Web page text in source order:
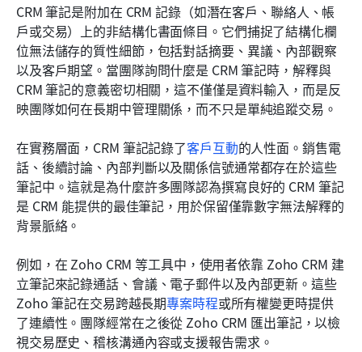
CRM 筆記是附加在 CRM 記錄（如潛在客戶、聯絡人、帳
戶或交易）上的非結構化書面條目。它們捕捉了結構化欄
位無法儲存的質性細節，包括對話摘要、異議、內部觀察
以及客戶期望。當團隊詢問什麼是 CRM 筆記時，解釋與
CRM 筆記的意義密切相關，這不僅僅是資料輸入，而是反
映團隊如何在長期中管理關係，而不只是單純追蹤交易。
在實務層面，CRM 筆記記錄了客戶互動的人性面。銷售電
話、後續討論、內部判斷以及關係信號通常都存在於這些
筆記中。這就是為什麼許多團隊認為撰寫良好的 CRM 筆記
是 CRM 能提供的最佳筆記，用於保留僅靠數字無法解釋的
背景脈絡。
例如，在 Zoho CRM 等工具中，使用者依靠 Zoho CRM 建
立筆記來記錄通話、會議、電子郵件以及內部更新。這些
Zoho 筆記在交易跨越長期專案時程或所有權變更時提供
了連續性。團隊經常在之後從 Zoho CRM 匯出筆記，以檢
視交易歷史、稽核溝通內容或支援報告需求。